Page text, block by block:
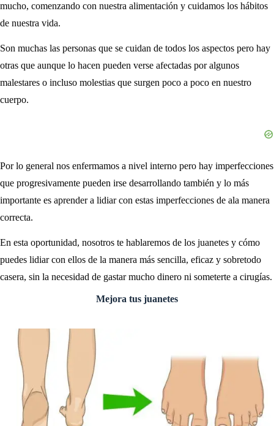
mucho, comenzando con nuestra alimentación y cuidamos los hábitos
de nuestra vida.
Son muchas las personas que se cuidan de todos los aspectos pero hay
otras que aunque lo hacen pueden verse afectadas por algunos
malestares o incluso molestias que surgen poco a poco en nuestro
cuerpo.
Por lo general nos enfermamos a nivel interno pero hay imperfecciones
que progresivamente pueden irse desarrollando también y lo más
importante es aprender a lidiar con estas imperfecciones de ala manera
correcta.
En esta oportunidad, nosotros te hablaremos de los juanetes y cómo
puedes lidiar con ellos de la manera más sencilla, eficaz y sobretodo
casera, sin la necesidad de gastar mucho dinero ni someterte a cirugías.
Mejora tus juanetes